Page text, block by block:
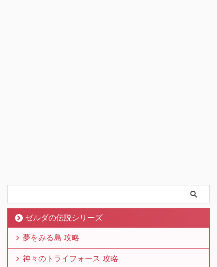
ゼルダの伝説シリーズ
夢をみる島 攻略
神々のトライフォース 攻略